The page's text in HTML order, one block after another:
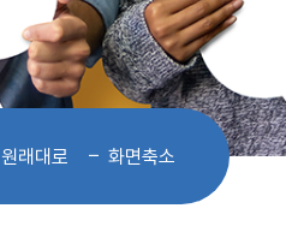
원래대로 화면축소